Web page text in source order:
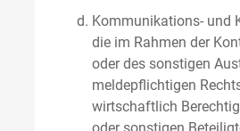
Kommunikations- und
die im Rahmen der
oder des sonstigen
meldepflichtigen
wirtschaftlich